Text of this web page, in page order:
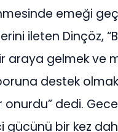
emeği
ileten Dinçöz,
araya gelmek ve
destek
onurdu” dedi.
gücünü bir kez